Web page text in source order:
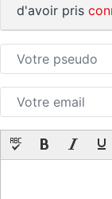
d'avoir pris